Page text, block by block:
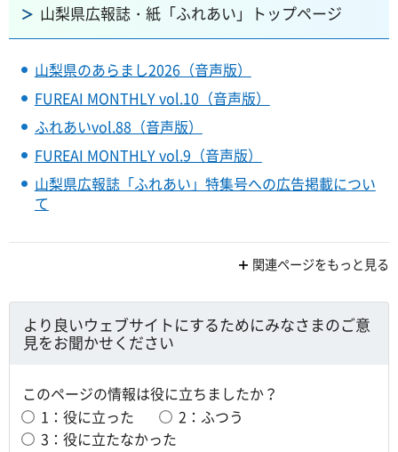
山梨県広報誌・紙「ふれあい」トップページ
山梨県のあらまし2026（音声版）
FUREAI MONTHLY vol.10（音声版）
ふれあいvol.88（音声版）
FUREAI MONTHLY vol.9（音声版）
山梨県広報誌「ふれあい」特集号への広告掲載につい
て
関連ページをもっと見る
より良いウェブサイトにするためにみなさまのご意
見をお聞かせください
このページの情報は役に立ちましたか？
1：役に立った
2：ふつう
3：役に立たなかった